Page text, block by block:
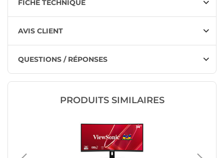
FICHE TECHNIQUE
AVIS CLIENT
QUESTIONS / RÉPONSES
PRODUITS SIMILAIRES